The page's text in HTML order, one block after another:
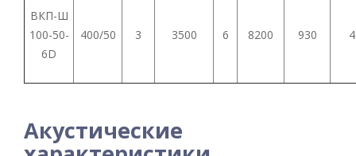
ВКП-Ш
100-50-
6D
400/50 3 3500 6 8200 930
Акустические